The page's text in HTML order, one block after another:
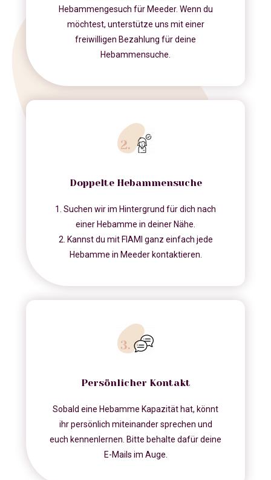
Hebammengesuch für Meeder. Wenn du
möchtest, unterstütze uns mit einer
freiwilligen Bezahlung für deine
Hebammensuche.
Doppelte Hebammensuche
1. Suchen wir im Hintergrund für dich nach
einer Hebamme in deiner Nähe.
2. Kannst du mit FIAMI ganz einfach jede
Hebamme in Meeder kontaktieren.
Persönlicher Kontakt
Sobald eine Hebamme Kapazität hat, könnt
ihr persönlich miteinander sprechen und
euch kennenlernen. Bitte behalte dafür deine
E-Mails im Auge.